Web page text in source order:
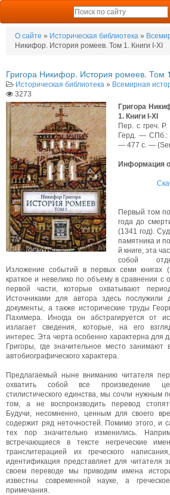
О сайте » Историческая библиотека »
Никифор. История ромеев. Том 1. Книги I-XI
Григора Никифор. История ромеев. Том
Историческая библиотека » Всемирная
3273
Григора
1. Книги I-XI
Пер. с греч. Р.
Герд. — СПб.:
— 477 с. —
Информация
Первый том
года до
(1341 год).
памятника и
й книге, эта
собой
Изложение событий в первых семи книгах
краткое и невелико по объему в сравнении с
первой части, которые охватывают
Источниками для автора здесь
документы, а также исторические труды
Пахимера. Иногда он абстрагируется от
излагает сведения, которые, на его
интерес. Эта черта особенно характерна для
Григоры, где значительное место занимают
автобиографического характера.
Предлагаемый ныне вниманию читателя
охватить собой все произведение
стилистического единства, мы сочли нужным
том, а не воспроизводить перевод
Будучи, несомненно, ценным для своего
содержит ряд неточностей. Помимо этого, и
тех пор значительно изменились.
встречающиеся в тексте негреческие
транслитерацией их греческого
идентификация представляет для читателя
своем переводе мы приводим имена
известны современной науке, а
примечания.